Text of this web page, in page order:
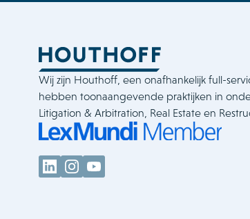
Wij zijn Houthoff, een onafhankelijk full-
hebben toonaangevende praktijken in
Litigation & Arbitration, Real Estate en